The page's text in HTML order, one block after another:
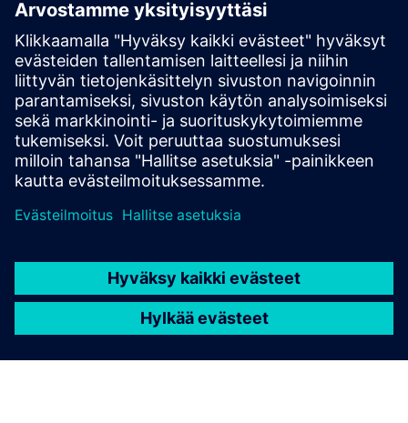
Tutustu aineistoihin ja
liittyviin tuotteisiin
Edellytykset